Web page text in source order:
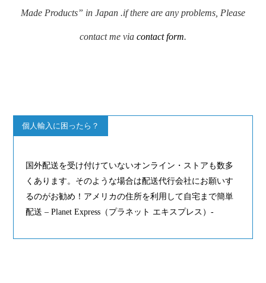
Made Products” in Japan .if there are any problems, Please
contact me via contact form.
個人輸入に困ったら？
国外配送を受け付けていないオンライン・ストアも数多
くあります。そのような場合は配送代行会社にお願いす
るのがお勧め！アメリカの住所を利用して自宅まで簡単
配送 – Planet Express（プラネット エキスプレス）-